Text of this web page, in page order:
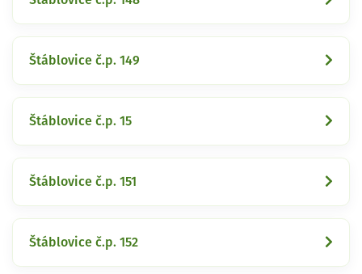
Štáblovice č.p. 149
Štáblovice č.p. 15
Štáblovice č.p. 151
Štáblovice č.p. 152